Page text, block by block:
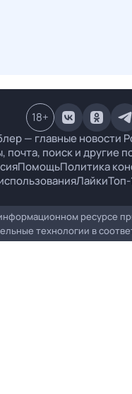
— главные новости
почта, поиск и другие
ПомощьПолитика
Лайки
18+
ресурсе
технологии в